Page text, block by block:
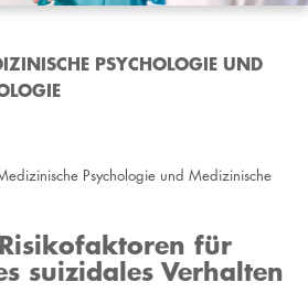
PSYCHOLOGIE UND
Psychologie und Medizinische
für
suizidales Verhalten